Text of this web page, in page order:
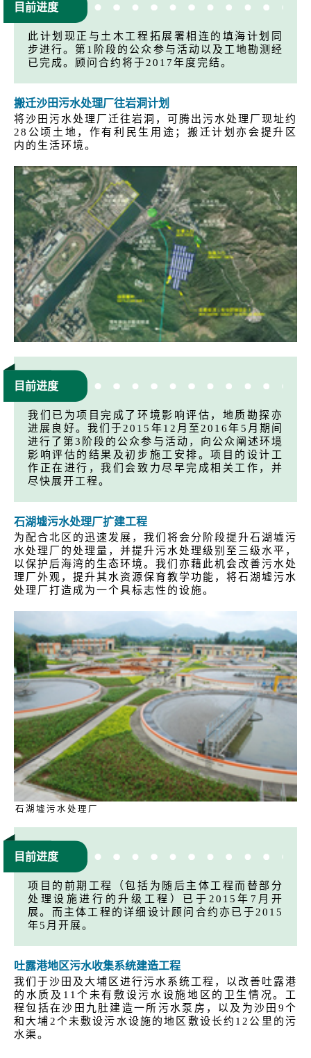
目前进度
此计划现正与土木工程拓展署相连的填海计划同
步进行。第1阶段的公众参与活动以及工地勘测经
已完成。顾问合约将于2017年度完结。
搬迁沙田污水处理厂往岩洞计划
将沙田污水处理厂迁往岩洞，可腾出污水处理厂现址约
28公顷土地，作有利民生用途；搬迁计划亦会提升区
内的生活环境。
目前进度
我们已为项目完成了环境影响评估，地质勘探亦
进展良好。我们于2015年12月至2016年5月期间
进行了第3阶段的公众参与活动，向公众阐述环境
影响评估的结果及初步施工安排。项目的设计工
作正在进行，我们会致力尽早完成相关工作，并
尽快展开工程。
石湖墟污水处理厂扩建工程
为配合北区的迅速发展，我们将会分阶段提升石湖墟污
水处理厂的处理量，并提升污水处理级别至三级水平，
以保护后海湾的生态环境。我们亦藉此机会改善污水处
理厂外观，提升其水资源保育教学功能，将石湖墟污水
处理厂打造成为一个具标志性的设施。
石湖墟污水处理厂
目前进度
项目的前期工程（包括为随后主体工程而替部分
处理设施进行的升级工程）已于2015年7月开
展。而主体工程的详细设计顾问合约亦已于2015
年5月开展。
吐露港地区污水收集系统建造工程
我们于沙田及大埔区进行污水系统工程，以改善吐露港
的水质及11个未有敷设污水设施地区的卫生情况。工
程包括在沙田九肚建造一所污水泵房，以及为沙田9个
和大埔2个未敷设污水设施的地区敷设长约12公里的污
水渠。